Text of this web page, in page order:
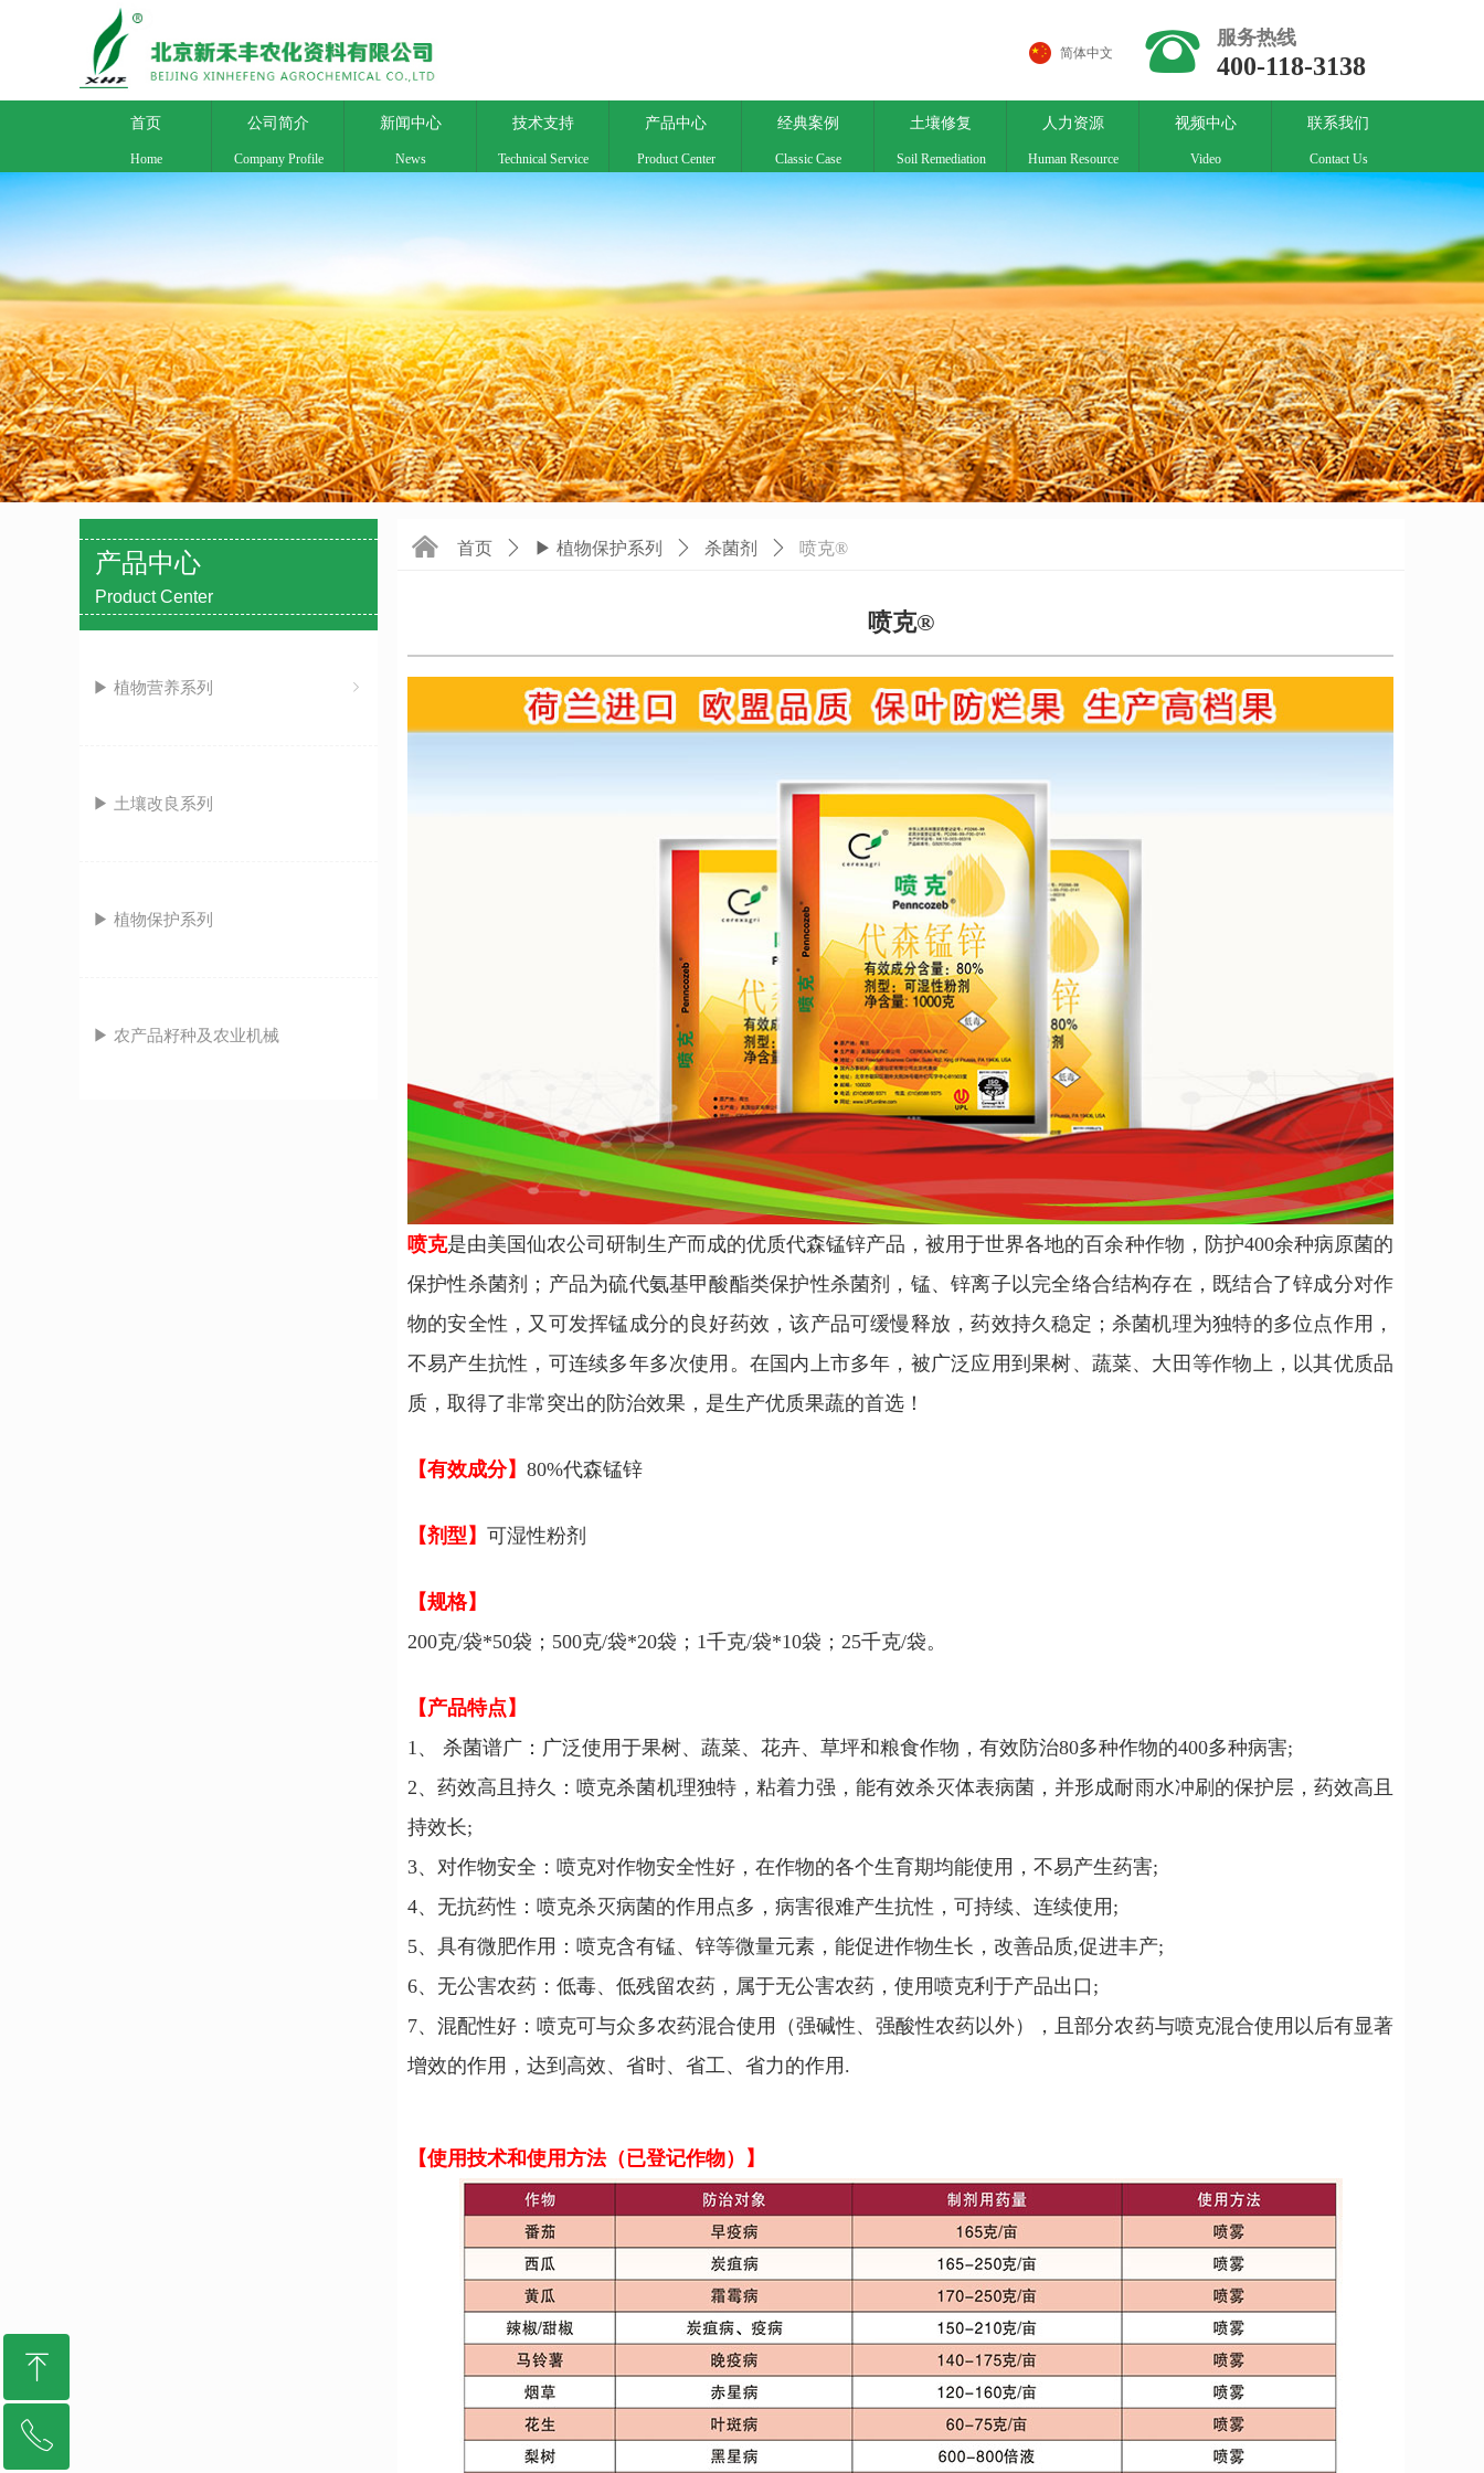
뀰 服务热线
400-118-3138
简体中文
首页 公司简介 新闻中心 技术支持 产品中心 经典案例 土壤修复 人力资源 视频中心 联系我们
Home Company Profile News Technical Service Product Center Classic Case Soil Remediation Human Resource Video Contact Us
产品中心
Product Center
ꁇ
▶ 植物营养系列
▶ 土壤改良系列
▶ 植物保护系列
▶ 农产品籽种及农业机械
낀 首页 ꄲ ▶ 植物保护系列 ꄲ 杀菌剂 ꄲ 喷克®
喷克®
​喷克是由美国仙农公司研制生产而成的优质代森锰锌产品，被用于世界各地的百余种作物，防护400余种病原菌的
保护性杀菌剂；产品为硫代氨基甲酸酯类保护性杀菌剂，锰、锌离子以完全络合结构存在，既结合了锌成分对作
物的安全性，又可发挥锰成分的良好药效，该产品可缓慢释放，药效持久稳定；杀菌机理为独特的多位点作用，
不易产生抗性，可连续多年多次使用。在国内上市多年，被广泛应用到果树、蔬菜、大田等作物上，以其优质品
质，取得了非常突出的防治效果，是生产优质果蔬的首选！
【有效成分】 80%代森锰锌
【剂型】 可湿性粉剂
【规格】
200克/袋*50袋；500克/袋*20袋；1千克/袋*10袋；25千克/袋。
【产品特点】
1、 杀菌谱广： 广泛使用于果树、蔬菜、花卉、草坪和粮食作物，有效防治80多种作物的400多种病害;
2、药效高且持久：喷克杀菌机理独特，粘着力强，能有效杀灭体表病菌，并形成耐雨水冲刷的保护层，药效高且
持效长;
3、对作物安全： 喷克对作物安全性好，在作物的各个生育期均能使用，不易产生药害;
4、无抗药性： 喷克杀灭病菌的作用点多，病害很难产生抗性，可持续、连续使用;
5、具有微肥作用： 喷克含有锰、锌等微量元素，能促进作物生长，改善品质,促进丰产;
6、无公害农药： 低毒、低残留农药，属于无公害农药，使用喷克利于产品出口;
7、混配性好：喷克可与众多农药混合使用（强碱性、强酸性农药以外），且部分农药与喷克混合使用以后有显著
增效的作用，达到高效、省时、省工、省力的作用.
【使用技术和使用方法（已登记作物）】
ꁸ
回到顶部
ꂅ